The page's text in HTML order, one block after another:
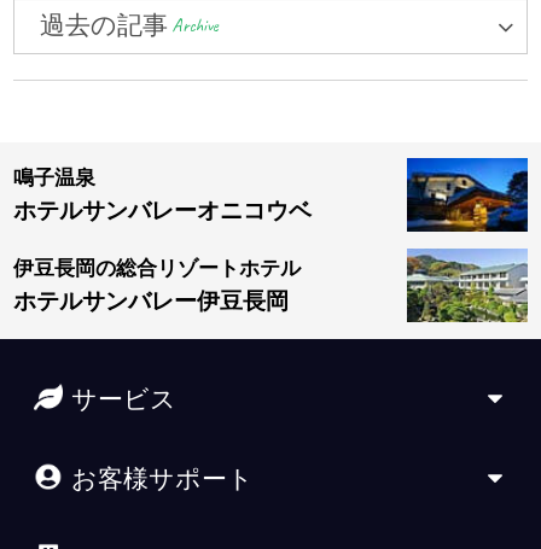
過去の記事 Archive
鳴子温泉
ホテルサンバレーオニコウベ
伊豆長岡の総合リゾートホテル
ホテルサンバレー伊豆長岡
サービス
お客様サポート